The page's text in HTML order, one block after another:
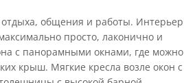
отдыха, общения и работы. Интерьер
просто, лаконично и
с панорамными окнами, где можно
крыш. Мягкие кресла возле окон с